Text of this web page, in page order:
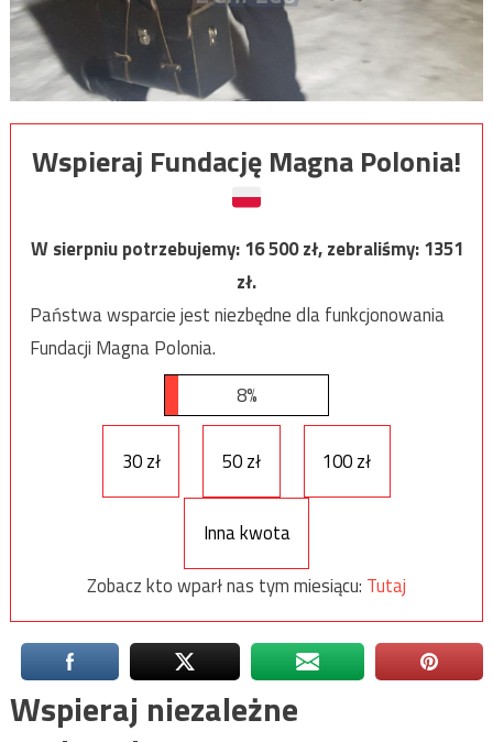
Wspieraj Fundację Magna Polonia!
W sierpniu potrzebujemy:16 500zł, zebraliśmy:1351
zł.
Państwa wsparcie jest niezbędne dla funkcjonowania
Fundacji Magna Polonia.
8%
30 zł 50 zł 100 zł
Inna kwota
Zobacz kto wparł nas tym miesiącu: Tutaj
Wspieraj niezależne